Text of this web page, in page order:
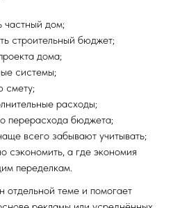
частный дом;
строительный бюджет;
дома;
системы;
смету;
расходы;
перерасхода бюджета;
всего забывают учитывать;
сэкономить, а где экономия
переделкам.
теме и помогает